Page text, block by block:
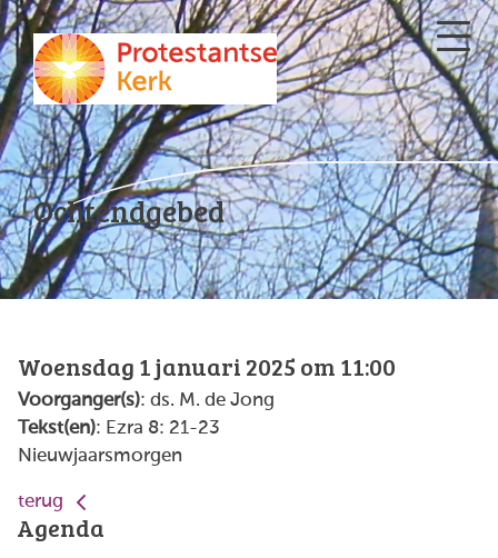
Ochtendgebed
Woensdag 1 januari 2025 om 11:00
Voorganger(s): ds. M. de Jong
Tekst(en): Ezra 8: 21-23
Nieuwjaarsmorgen
terug
Agenda